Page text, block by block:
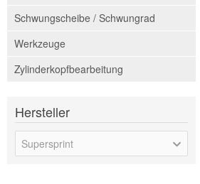
Schwungscheibe / Schwungrad
Werkzeuge
Zylinderkopfbearbeitung
Hersteller
Supersprint